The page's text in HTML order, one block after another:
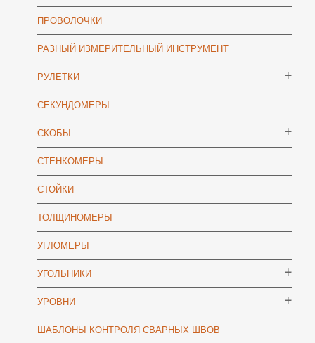
ПРОВОЛОЧКИ
РАЗНЫЙ ИЗМЕРИТЕЛЬНЫЙ ИНСТРУМЕНТ
РУЛЕТКИ
СЕКУНДОМЕРЫ
СКОБЫ
СТЕНКОМЕРЫ
СТОЙКИ
ТОЛЩИНОМЕРЫ
УГЛОМЕРЫ
УГОЛЬНИКИ
УРОВНИ
ШАБЛОНЫ КОНТРОЛЯ СВАРНЫХ ШВОВ